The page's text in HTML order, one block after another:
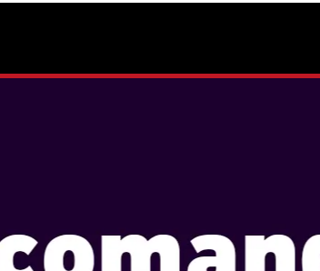
CUMPĂRĂ